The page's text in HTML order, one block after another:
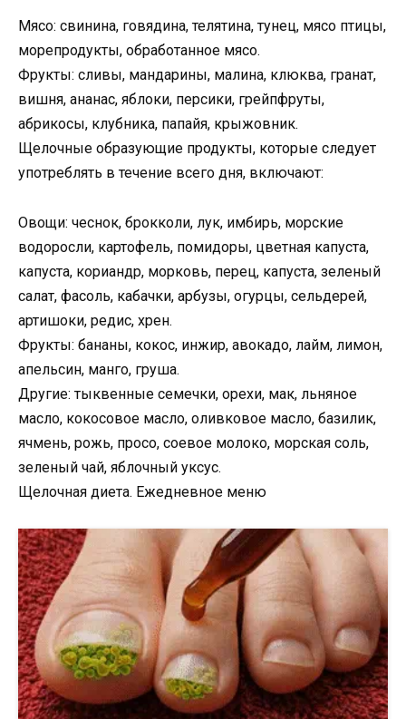
Мясо: свинина, говядина, телятина, тунец, мясо птицы,
морепродукты, обработанное мясо.
Фрукты: сливы, мандарины, малина, клюква, гранат,
вишня, ананас, яблоки, персики, грейпфруты,
абрикосы, клубника, папайя, крыжовник.
Щелочные образующие продукты, которые следует
употреблять в течение всего дня, включают:
Овощи: чеснок, брокколи, лук, имбирь, морские
водоросли, картофель, помидоры, цветная капуста,
капуста, кориандр, морковь, перец, капуста, зеленый
салат, фасоль, кабачки, арбузы, огурцы, сельдерей,
артишоки, редис, хрен.
Фрукты: бананы, кокос, инжир, авокадо, лайм, лимон,
апельсин, манго, груша.
Другие: тыквенные семечки, орехи, мак, льняное
масло, кокосовое масло, оливковое масло, базилик,
ячмень, рожь, просо, соевое молоко, морская соль,
зеленый чай, яблочный уксус.
Щелочная диета. Ежедневное меню